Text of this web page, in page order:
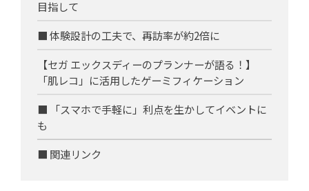
目指して
■ 体験設計の工夫で、再訪率が約2倍に
【セガ エックスディーのプランナーが語る！】
「肌レコ」に活用したゲーミフィケーション
■ 「スマホで手軽に」利点を生かしてイベントに
も
■ 関連リンク